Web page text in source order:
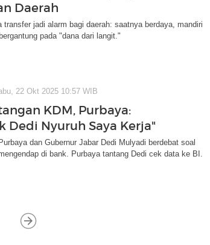
Daerah
transfer jadi alarm bagi daerah: saatnya berdaya, mandiri
pada "dana dari langit."
22 Okt 2025 10:57 WIB
KDM, Purbaya:
Dedi Nyuruh Saya Kerja"
dan Gubernur Jabar Dedi Mulyadi berdebat soal
di bank. Purbaya tantang Dedi cek data ke BI.